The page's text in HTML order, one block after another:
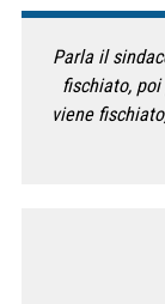
Parla il
fischiato,
viene